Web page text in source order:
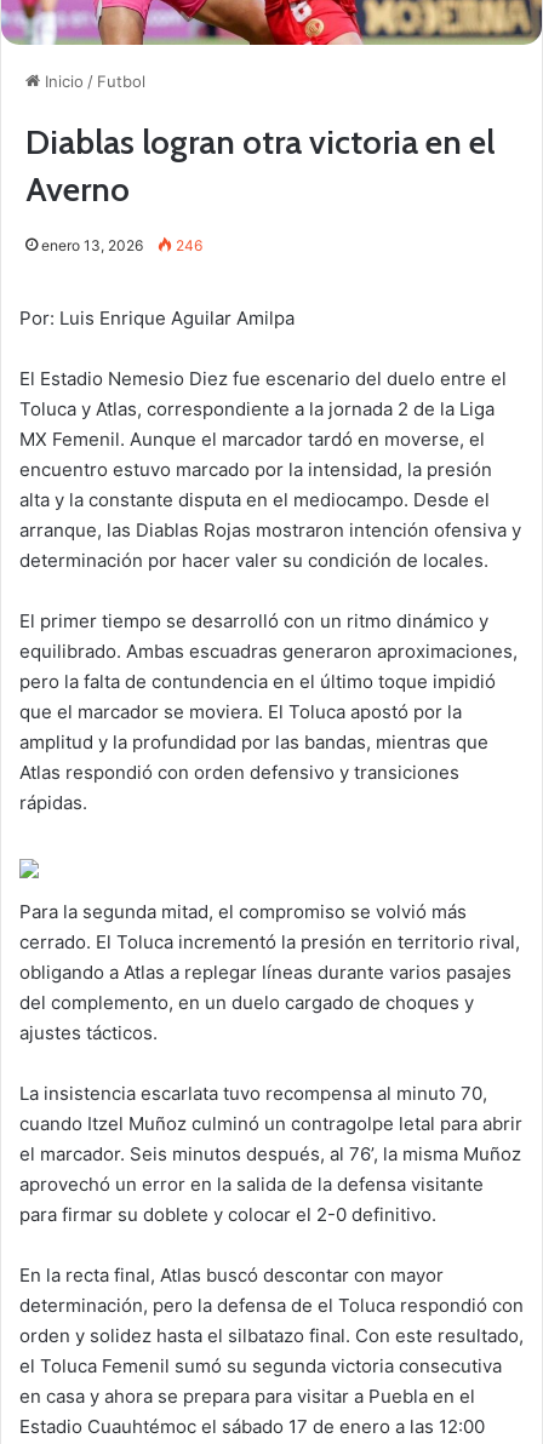
Inicio / Futbol
Diablas logran otra victoria en el
Averno
enero 13, 2026 246
Por: Luis Enrique Aguilar Amilpa
El Estadio Nemesio Diez fue escenario del duelo entre el
Toluca y Atlas, correspondiente a la jornada 2 de la Liga
MX Femenil. Aunque el marcador tardó en moverse, el
encuentro estuvo marcado por la intensidad, la presión
alta y la constante disputa en el mediocampo. Desde el
arranque, las Diablas Rojas mostraron intención ofensiva y
determinación por hacer valer su condición de locales.
El primer tiempo se desarrolló con un ritmo dinámico y
equilibrado. Ambas escuadras generaron aproximaciones,
pero la falta de contundencia en el último toque impidió
que el marcador se moviera. El Toluca apostó por la
amplitud y la profundidad por las bandas, mientras que
Atlas respondió con orden defensivo y transiciones
rápidas.
Para la segunda mitad, el compromiso se volvió más
cerrado. El Toluca incrementó la presión en territorio rival,
obligando a Atlas a replegar líneas durante varios pasajes
del complemento, en un duelo cargado de choques y
ajustes tácticos.
La insistencia escarlata tuvo recompensa al minuto 70,
cuando Itzel Muñoz culminó un contragolpe letal para abrir
el marcador. Seis minutos después, al 76’, la misma Muñoz
aprovechó un error en la salida de la defensa visitante
para firmar su doblete y colocar el 2-0 definitivo.
En la recta final, Atlas buscó descontar con mayor
determinación, pero la defensa de el Toluca respondió con
orden y solidez hasta el silbatazo final. Con este resultado,
el Toluca Femenil sumó su segunda victoria consecutiva
en casa y ahora se prepara para visitar a Puebla en el
Estadio Cuauhtémoc el sábado 17 de enero a las 12:00